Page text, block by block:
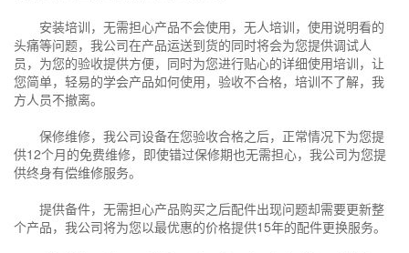
安装培训，无需担心产品不会使用，无人培训，使用说明看的
头痛等问题，我公司在产品运送到货的同时将会为您提供调试人
员，为您的验收提供方便，同时为您进行贴心的详细使用培训，让
您简单，轻易的学会产品如何使用，验收不合格，培训不了解，我
方人员不撤离。
保修维修，我公司设备在您验收合格之后，正常情况下为您提
供12个月的免费维修，即使错过保修期也无需担心，我公司为您提
供终身有偿维修服务。
提供备件，无需担心产品购买之后配件出现问题却需要更新整
个产品，我公司将为您以最优惠的价格提供15年的配件更换服务。